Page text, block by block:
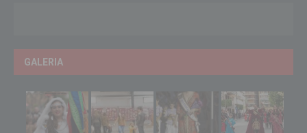
GALERIA